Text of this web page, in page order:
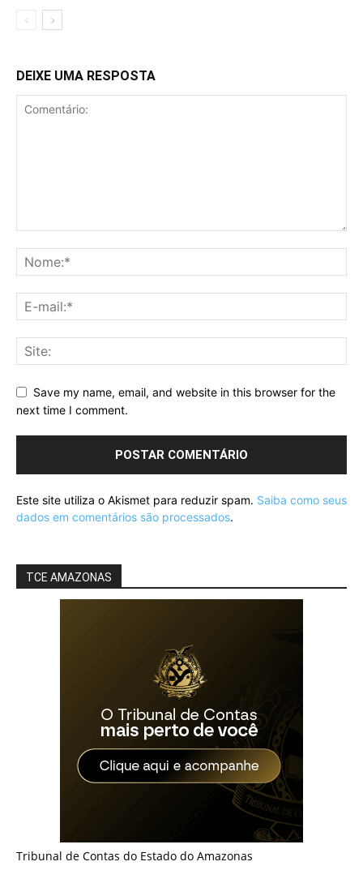
DEIXE UMA RESPOSTA
Save my name, email, and website in this browser for the
next time I comment.
Este site utiliza o Akismet para reduzir spam. Saiba como seus
dados em comentários são processados.
TCE AMAZONAS
Tribunal de Contas do Estado do Amazonas